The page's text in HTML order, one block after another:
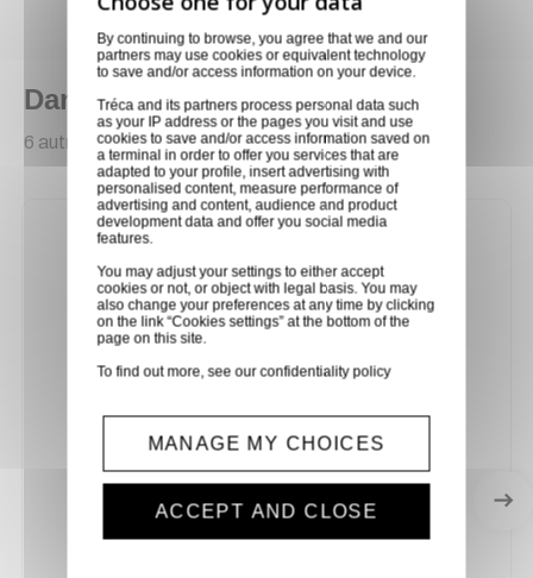
Poids net : 6 kg
Dans la même catégorie
6 autres produits sélectionnés pour vous
By continuing to browse, you agree that we and our
partners may use cookies or equivalent technology
to save and/or access information on your device.
Tréca and its partners process personal data such
as your IP address or the pages you visit and use
cookies to save and/or access information saved on
a terminal in order to offer you services that are
adapted to your profile, insert advertising with
personalised content, measure performance of
advertising and content, audience and product
development data and offer you social media
features.
You may adjust your settings to either accept
cookies or not, or object with legal basis. You may
also change your preferences at any time by clicking
on the link “Cookies settings” at the bottom of the
page on this site.
To find out more, see ourconfidentiality policy
MANAGE MY CHOICES
ACCEPT AND CLOSE